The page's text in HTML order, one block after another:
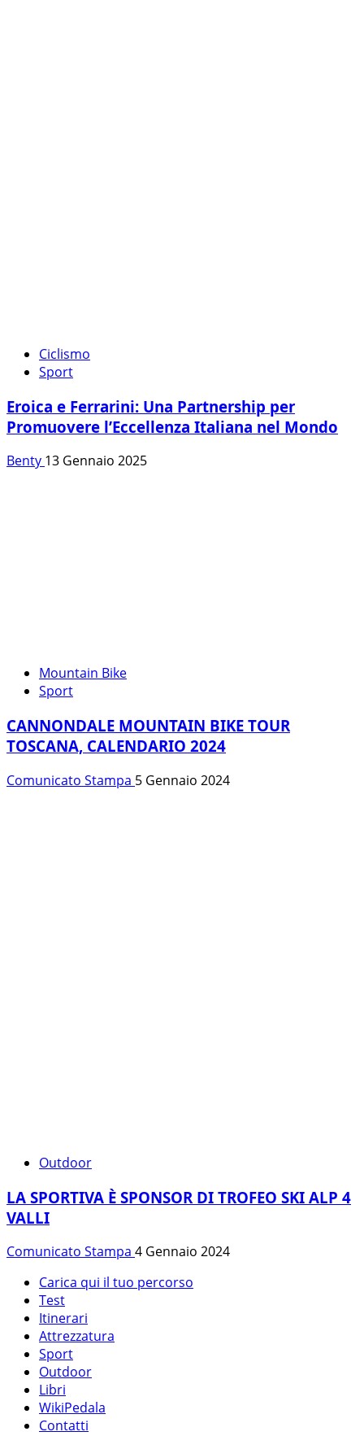
Ciclismo
Sport
Eroica e Ferrarini: Una Partnership per
Promuovere l’Eccellenza Italiana nel Mondo
Benty 13 Gennaio 2025
Mountain Bike
Sport
CANNONDALE MOUNTAIN BIKE TOUR
TOSCANA, CALENDARIO 2024
Comunicato Stampa 5 Gennaio 2024
Outdoor
LA SPORTIVA È SPONSOR DI TROFEO SKI ALP 4
VALLI
Comunicato Stampa 4 Gennaio 2024
Carica qui il tuo percorso
Test
Itinerari
Attrezzatura
Sport
Outdoor
Libri
WikiPedala
Contatti